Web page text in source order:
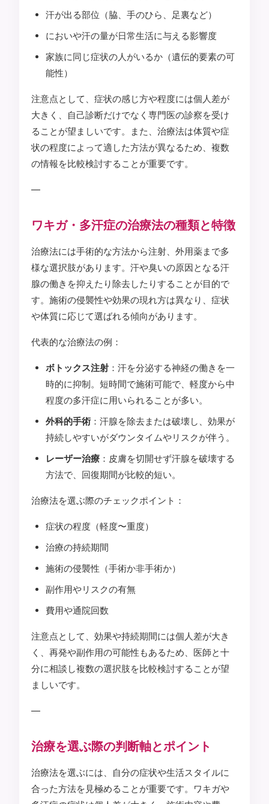
汗が出る部位（脇、手のひら、足裏など）
においや汗の量が日常生活に与える影響度
家族に同じ症状の人がいるか（遺伝的要素の可
能性）
注意点として、症状の感じ方や程度には個人差が
大きく、自己診断だけでなく専門医の診察を受け
ることが望ましいです。また、治療法は体質や症
状の程度によって適した方法が異なるため、複数
の情報を比較検討することが重要です。
—
ワキガ・多汗症の治療法の種類と特徴
治療法には手術的な方法から注射、外用薬まで多
様な選択肢があります。汗や臭いの原因となる汗
腺の働きを抑えたり除去したりすることが目的で
す。施術の侵襲性や効果の現れ方は異なり、症状
や体質に応じて選ばれる傾向があります。
代表的な治療法の例：
ボトックス注射 ：汗を分泌する神経の働きを一
時的に抑制。短時間で施術可能で、軽度から中
程度の多汗症に用いられることが多い。
外科的手術 ：汗腺を除去または破壊し、効果が
持続しやすいがダウンタイムやリスクが伴う。
レーザー治療 ：皮膚を切開せず汗腺を破壊する
方法で、回復期間が比較的短い。
治療法を選ぶ際のチェックポイント：
症状の程度（軽度〜重度）
治療の持続期間
施術の侵襲性（手術か非手術か）
副作用やリスクの有無
費用や通院回数
注意点として、効果や持続期間には個人差が大き
く、再発や副作用の可能性もあるため、医師と十
分に相談し複数の選択肢を比較検討することが望
ましいです。
—
治療を選ぶ際の判断軸とポイント
治療法を選ぶには、自分の症状や生活スタイルに
合った方法を見極めることが重要です。ワキガや